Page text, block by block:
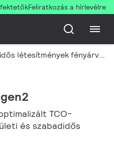
Feliratkozás a hírlevélre
Ipari területek és szabadidős létesítmények fényárvilágítása
TCO-
és szabadidős